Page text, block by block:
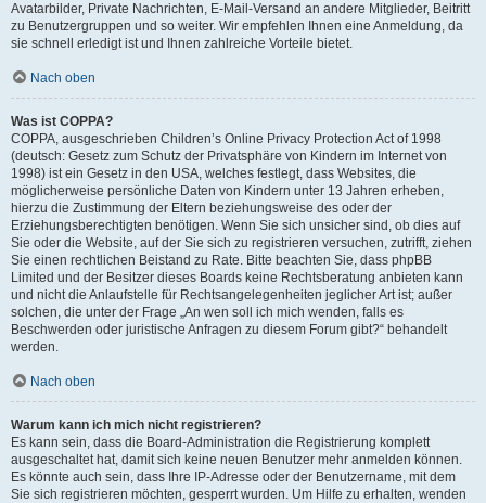
Avatarbilder, Private Nachrichten, E-Mail-Versand an andere Mitglieder, Beitritt
zu Benutzergruppen und so weiter. Wir empfehlen Ihnen eine Anmeldung, da
sie schnell erledigt ist und Ihnen zahlreiche Vorteile bietet.
Nach oben
Was ist COPPA?
COPPA, ausgeschrieben Children’s Online Privacy Protection Act of 1998
(deutsch: Gesetz zum Schutz der Privatsphäre von Kindern im Internet von
1998) ist ein Gesetz in den USA, welches festlegt, dass Websites, die
möglicherweise persönliche Daten von Kindern unter 13 Jahren erheben,
hierzu die Zustimmung der Eltern beziehungsweise des oder der
Erziehungsberechtigten benötigen. Wenn Sie sich unsicher sind, ob dies auf
Sie oder die Website, auf der Sie sich zu registrieren versuchen, zutrifft, ziehen
Sie einen rechtlichen Beistand zu Rate. Bitte beachten Sie, dass phpBB
Limited und der Besitzer dieses Boards keine Rechtsberatung anbieten kann
und nicht die Anlaufstelle für Rechtsangelegenheiten jeglicher Art ist; außer
solchen, die unter der Frage „An wen soll ich mich wenden, falls es
Beschwerden oder juristische Anfragen zu diesem Forum gibt?“ behandelt
werden.
Nach oben
Warum kann ich mich nicht registrieren?
Es kann sein, dass die Board-Administration die Registrierung komplett
ausgeschaltet hat, damit sich keine neuen Benutzer mehr anmelden können.
Es könnte auch sein, dass Ihre IP-Adresse oder der Benutzername, mit dem
Sie sich registrieren möchten, gesperrt wurden. Um Hilfe zu erhalten, wenden